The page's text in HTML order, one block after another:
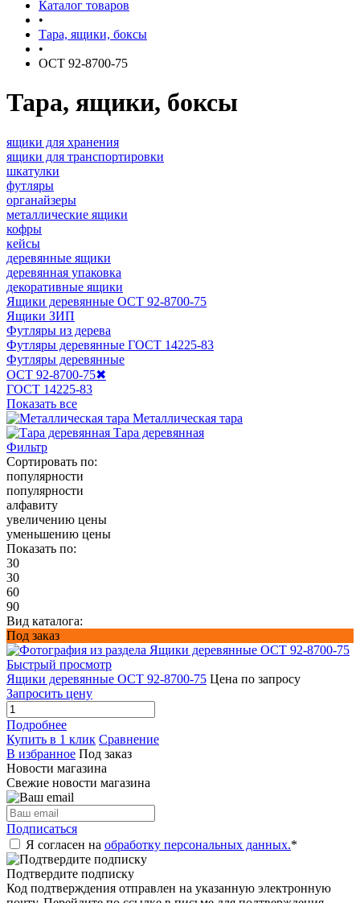
Каталог товаров
•
Тара, ящики, боксы
•
ОСТ 92-8700-75
Тара, ящики, боксы
ящики для хранения
ящики для транспортировки
шкатулки
футляры
органайзеры
металлические ящики
кофры
кейсы
деревянные ящики
деревянная упаковка
декоративные ящики
Ящики деревянные ОСТ 92-8700-75
Ящики ЗИП
Футляры из дерева
Футляры деревянные ГОСТ 14225-83
Футляры деревянные
ОСТ 92-8700-75✖
ГОСТ 14225-83
Показать все
Металлическая тара
Тара деревянная
Фильтр
Сортировать по:
популярности
популярности
алфавиту
увеличению цены
уменьшению цены
Показать по:
30
30
60
90
Вид каталога:
Под заказ
Быстрый просмотр
Ящики деревянные ОСТ 92-8700-75 Цена по запросу
Запросить цену
Подробнее
Купить в 1 клик Сравнение
В избранное Под заказ
Новости магазина
Свежие новости магазина
Подписаться
Я согласен на обработку персональных данных.*
Подтвердите подписку
Код подтверждения отправлен на указанную электронную